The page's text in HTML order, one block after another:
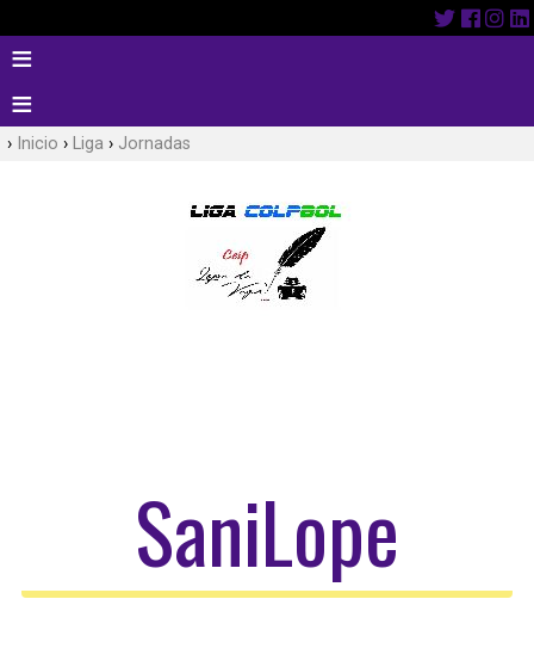
Inicio Liga Jornadas
SaniLope